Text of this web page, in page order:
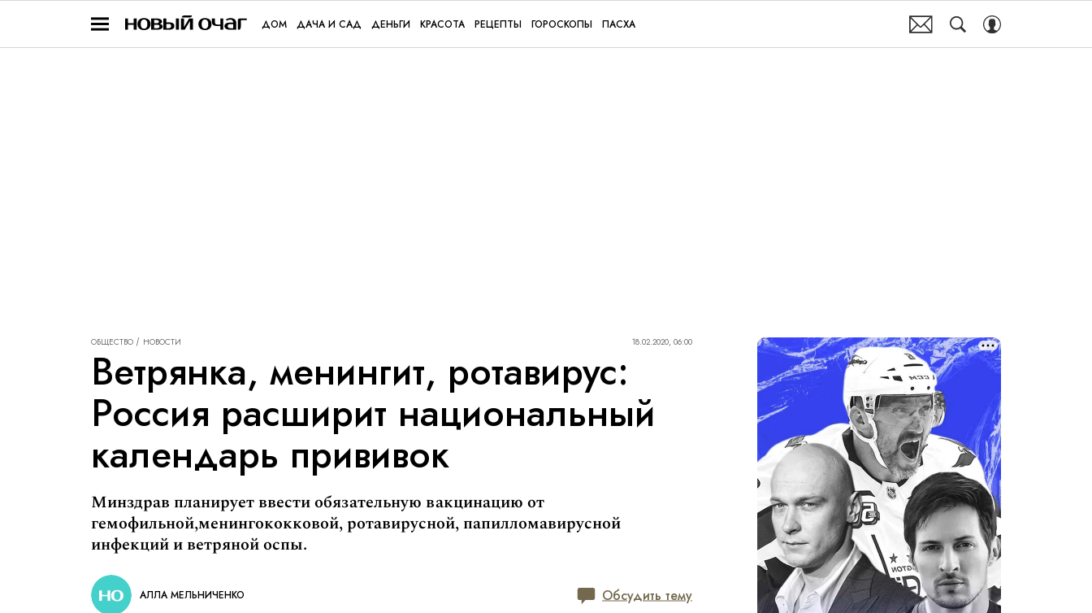
ДОМ ДАЧА И САД ДЕНЬГИ КРАСОТА РЕЦЕПТЫ ГОРОСКОПЫ ПАСХА
ОБЩЕСТВО НОВОСТИ 18.02.2020, 06:00
Ветрянка, менингит, ротавирус:
Россия расширит национальный
календарь прививок
Минздрав планирует ввести обязательную вакцинацию от
гемофильной,менингококковой, ротавирусной, папилломавирусной
инфекций и ветряной оспы.
АЛЛА МЕЛЬНИЧЕНКО Обсудить тему